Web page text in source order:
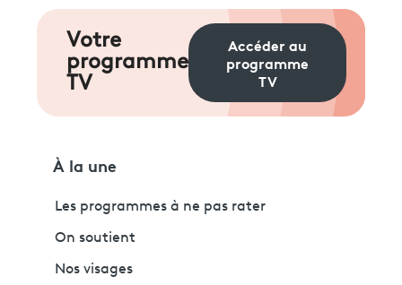
Votre
programme
TV
Accéder au
programme
TV
À la une
Les programmes à ne pas rater
On soutient
Nos visages